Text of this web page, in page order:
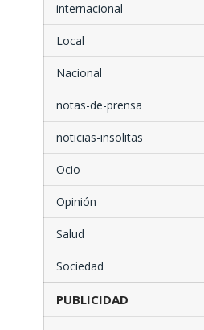
internacional
Local
Nacional
notas-de-prensa
noticias-insolitas
Ocio
Opinión
Salud
Sociedad
PUBLICIDAD